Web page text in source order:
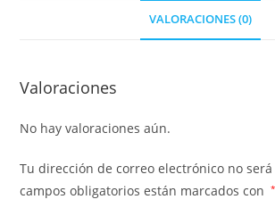
VALORACIONES (0)
Valoraciones
No hay valoraciones aún.
Tu dirección de correo electrónico no
campos obligatorios están marcados con
*